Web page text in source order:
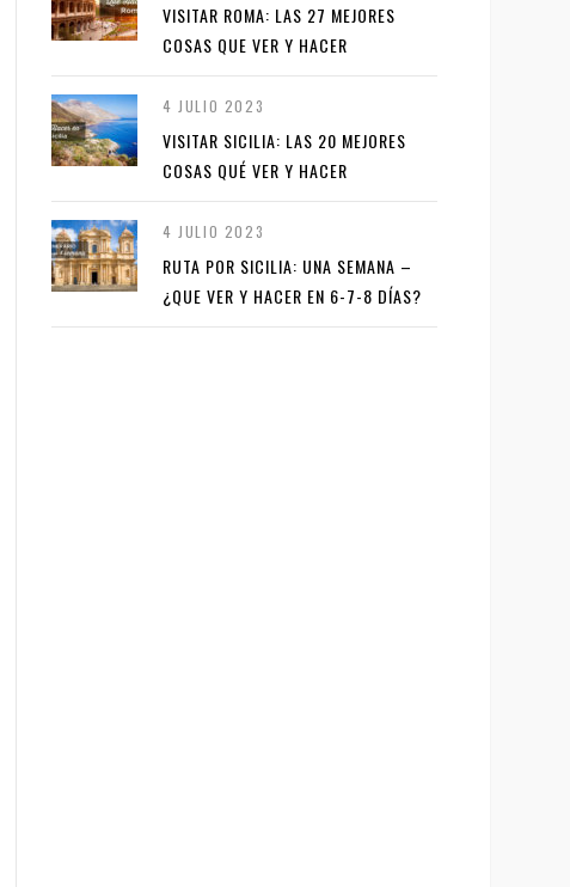
VISITAR ROMA: LAS 27 MEJORES
COSAS QUE VER Y HACER
4 JULIO 2023
VISITAR SICILIA: LAS 20 MEJORES
COSAS QUÉ VER Y HACER
4 JULIO 2023
RUTA POR SICILIA: UNA SEMANA –
¿QUE VER Y HACER EN 6-7-8 DÍAS?